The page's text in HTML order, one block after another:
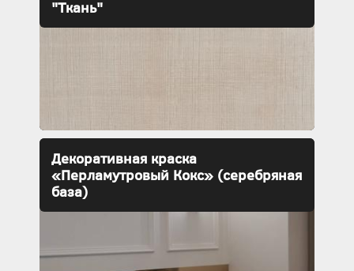
"Ткань"
Декоративная краска
«Перламутровый Кокс» (серебряная
база)